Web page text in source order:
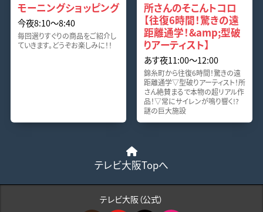
モーニングショッピング
今夜8:10〜8:40
毎回選りすぐりの商品をご紹介し
ていきます。どうぞお楽しみに！！
所さんのそこんトコロ
【往復6時間！驚きの遠
距離通学！&amp;型破
りアーティスト】
あす夜11:00〜12:00
錦糸町から往復6時間！驚きの遠
距離通学▽型破りアーティスト！所
さん絶賛まるで本物の超リアル作
品！▽常にサイレンが鳴り響く!?
謎の巨大施設
テレビ大阪Topへ
テレビ大阪（公式）